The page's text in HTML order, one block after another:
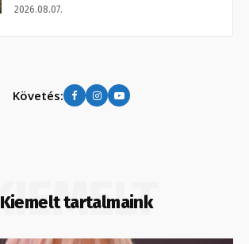
2026.08.07.
Követés:
Kiemelt tartalmaink
KIEMELT